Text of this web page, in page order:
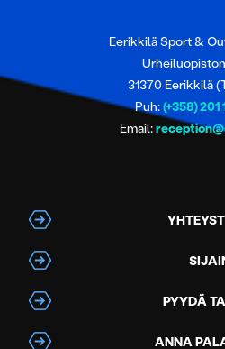
Eerikkilä Sport &
31370 Eerikkilä
Puh:(+358) 201
Email:
PYYDÄ
ANNA